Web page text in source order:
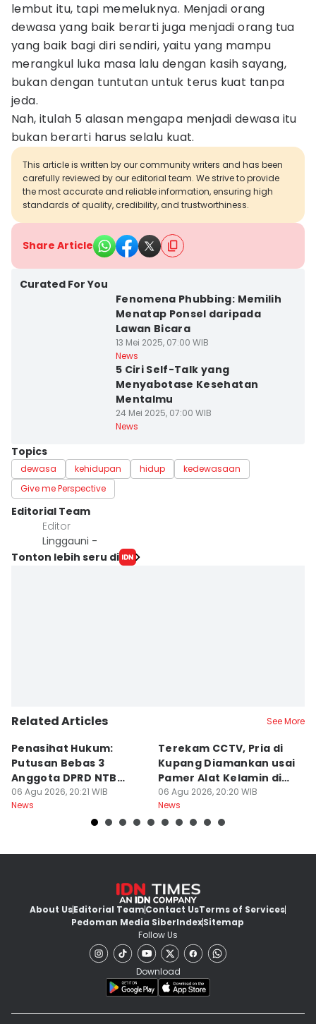
lembut itu, tapi memeluknya. Menjadi orang
dewasa yang baik berarti juga menjadi orang tua
yang baik bagi diri sendiri, yaitu yang mampu
merangkul luka masa lalu dengan kasih sayang,
bukan dengan tuntutan untuk terus kuat tanpa
jeda.
Nah, itulah 5 alasan mengapa menjadi dewasa itu
bukan berarti harus selalu kuat.
This article is written by our community writers and has been
carefully reviewed by our editorial team. We strive to provide
the most accurate and reliable information, ensuring high
standards of quality, credibility, and trustworthiness.
Share Article
Curated For You
Fenomena Phubbing: Memilih
Menatap Ponsel daripada
Lawan Bicara
13 Mei 2025, 07:00 WIB
News
5 Ciri Self-Talk yang
Menyabotase Kesehatan
Mentalmu
24 Mei 2025, 07:00 WIB
News
Topics
dewasa kehidupan hidup
kedewasaan
Give me Perspective
Editorial Team
Editor
Linggauni -
Tonton lebih seru di
Related Articles See More
Penasihat Hukum:
Putusan Bebas 3
Anggota DPRD NTB
Bersifat Final
06 Agu 2026, 20:21 WIB
News
Terekam CCTV, Pria di
Kupang Diamankan usai
Pamer Alat Kelamin di
Kios
06 Agu 2026, 20:20 WIB
News
About UsEditorial TeamContact UsTerms of Services
Pedoman Media SiberIndexSitemap
Follow Us
Download